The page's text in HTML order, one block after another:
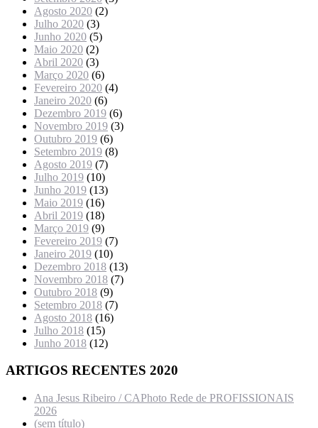
Agosto 2020 (2)
Julho 2020 (3)
Junho 2020 (5)
Maio 2020 (2)
Abril 2020 (3)
Março 2020 (6)
Fevereiro 2020 (4)
Janeiro 2020 (6)
Dezembro 2019 (6)
Novembro 2019 (3)
Outubro 2019 (6)
Setembro 2019 (8)
Agosto 2019 (7)
Julho 2019 (10)
Junho 2019 (13)
Maio 2019 (16)
Abril 2019 (18)
Março 2019 (9)
Fevereiro 2019 (7)
Janeiro 2019 (10)
Dezembro 2018 (13)
Novembro 2018 (7)
Outubro 2018 (9)
Setembro 2018 (7)
Agosto 2018 (16)
Julho 2018 (15)
Junho 2018 (12)
ARTIGOS RECENTES 2020
Ana Jesus Ribeiro / CAPhoto Rede de PROFISSIONAIS
2026
(sem título)